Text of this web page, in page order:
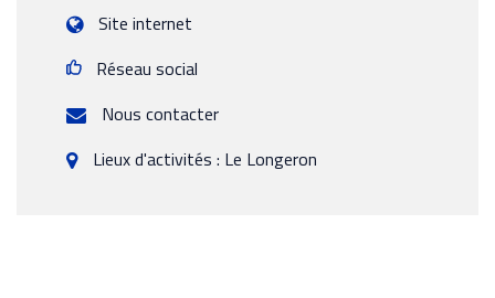
Site internet
Réseau social
Nous contacter
Lieux d'activités : Le Longeron